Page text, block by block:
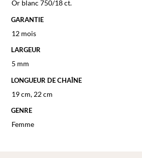
Or blanc 750/18 ct.
GARANTIE
12 mois
LARGEUR
5 mm
LONGUEUR DE CHAÎNE
19 cm, 22 cm
GENRE
Femme